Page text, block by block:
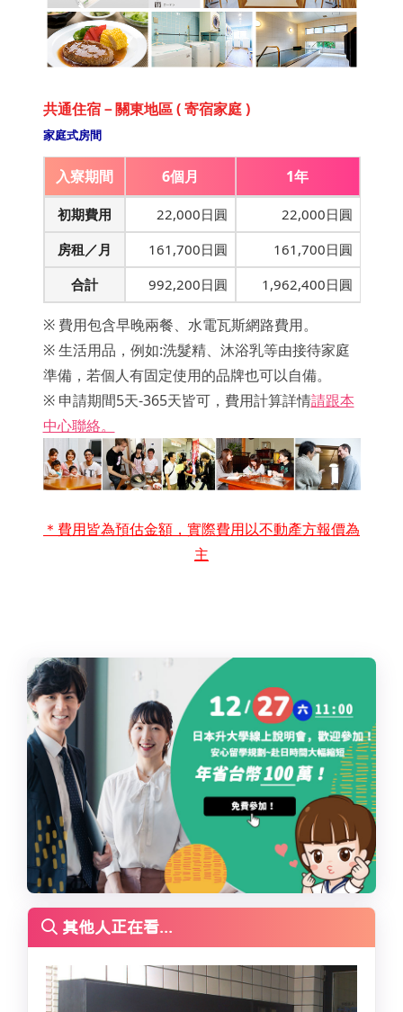
共通住宿－關東地區 ( 寄宿家庭 )
家庭式房間
入寮期間 6個月 1年
初期費用 22,000日圓
22,000日圓
房租／月
161,700日圓
161,700日圓
合計
992,200日圓 1,962,400日圓
※ 費用包含早晚兩餐、水電瓦斯網路費用。
※ 生活用品，例如:洗髮精、沐浴乳等由接待家庭
準備，若個人有固定使用的品牌也可以自備。
※ 申請期間5天-365天皆可，費用計算詳情請跟本
中心聯絡。
＊費用皆為預估金額，實際費用以不動產方報價為
主
其他人正在看...